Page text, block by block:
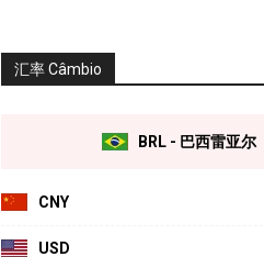
汇率 Câmbio
BRL - 巴西雷亚尔
CNY
USD